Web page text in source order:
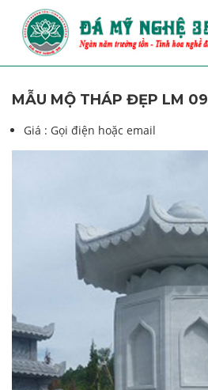
MẪU MỘ THÁP ĐẸP LM 09
Giá : Gọi điện hoặc email